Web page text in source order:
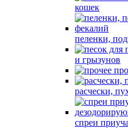
кошек
пеленки,
и грызунов
расчески,
спреи